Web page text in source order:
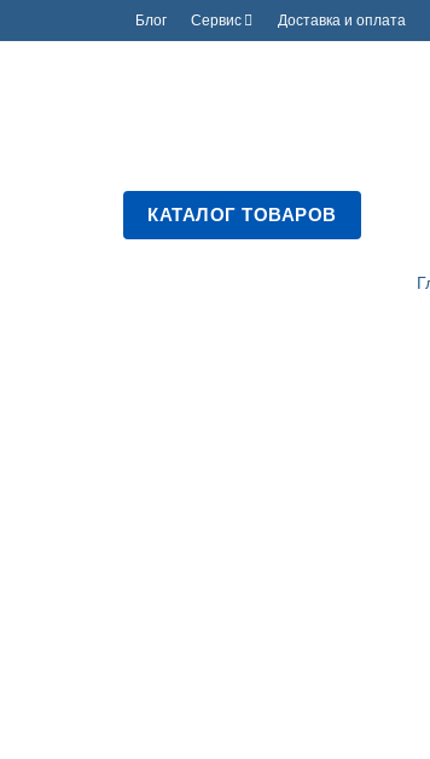
Блог Сервис Доставка и оплата
КАТАЛОГ ТОВАРОВ